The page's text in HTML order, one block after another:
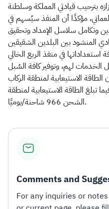
بترحيب قيادتي المملكة وسلطنة
مؤكدًا أن المنفذ سيُسهم في
وتكامل سلاسل الإمداد وتحقيق
استعداداتها​ في منفذ الربع الخالي
الخدمات لهم، وتوفير كافة السُبل
الاستيعابية لمنطقة الركاب
يوميًا، فيما تبلغ الطاقة الاستيعابية لمنطقة
الشحن 966 شاحنة/يوميًا.
Comments and
For any inquiries or